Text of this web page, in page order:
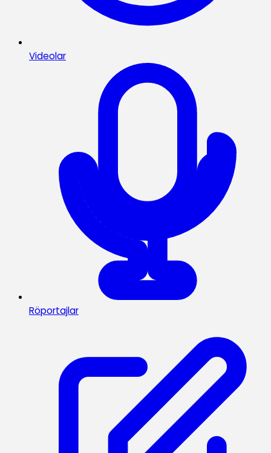
Videolar
Röportajlar